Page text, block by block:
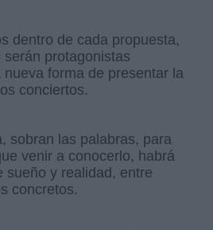
dentro de cada propuesta,
protagonistas
forma de presentar la
conciertos.
sobran las palabras, para
venir a conocerlo, habrá
sueño y realidad, entre
concretos.